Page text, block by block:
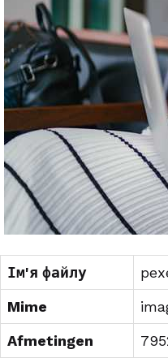
Ім'я файлу
Mime
Afmetingen